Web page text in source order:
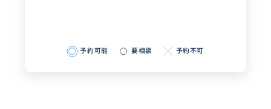
予約可能 要相談 予約不可